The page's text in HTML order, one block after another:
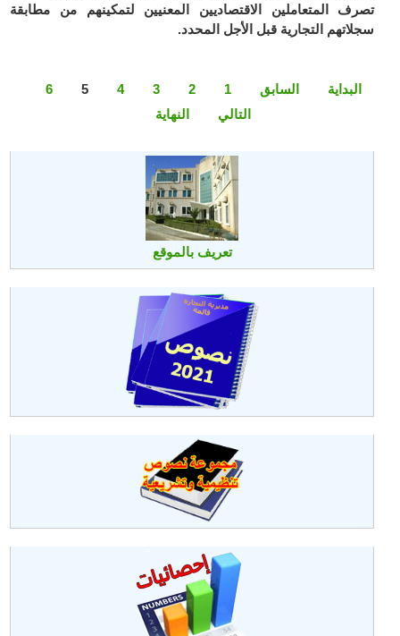
تصرف المتعاملين الاقتصاديين المعنيين لتمكينهم من مطابقة
سجلاتهم التجارية قبل الأجل المحدد.
البداية السابق 1
2
3
4
5
6
التالي
النهاية
تعريف بالموقع